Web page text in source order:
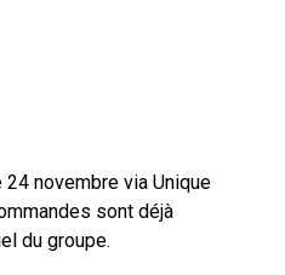
24 novembre via Unique
sont déjà
du groupe.